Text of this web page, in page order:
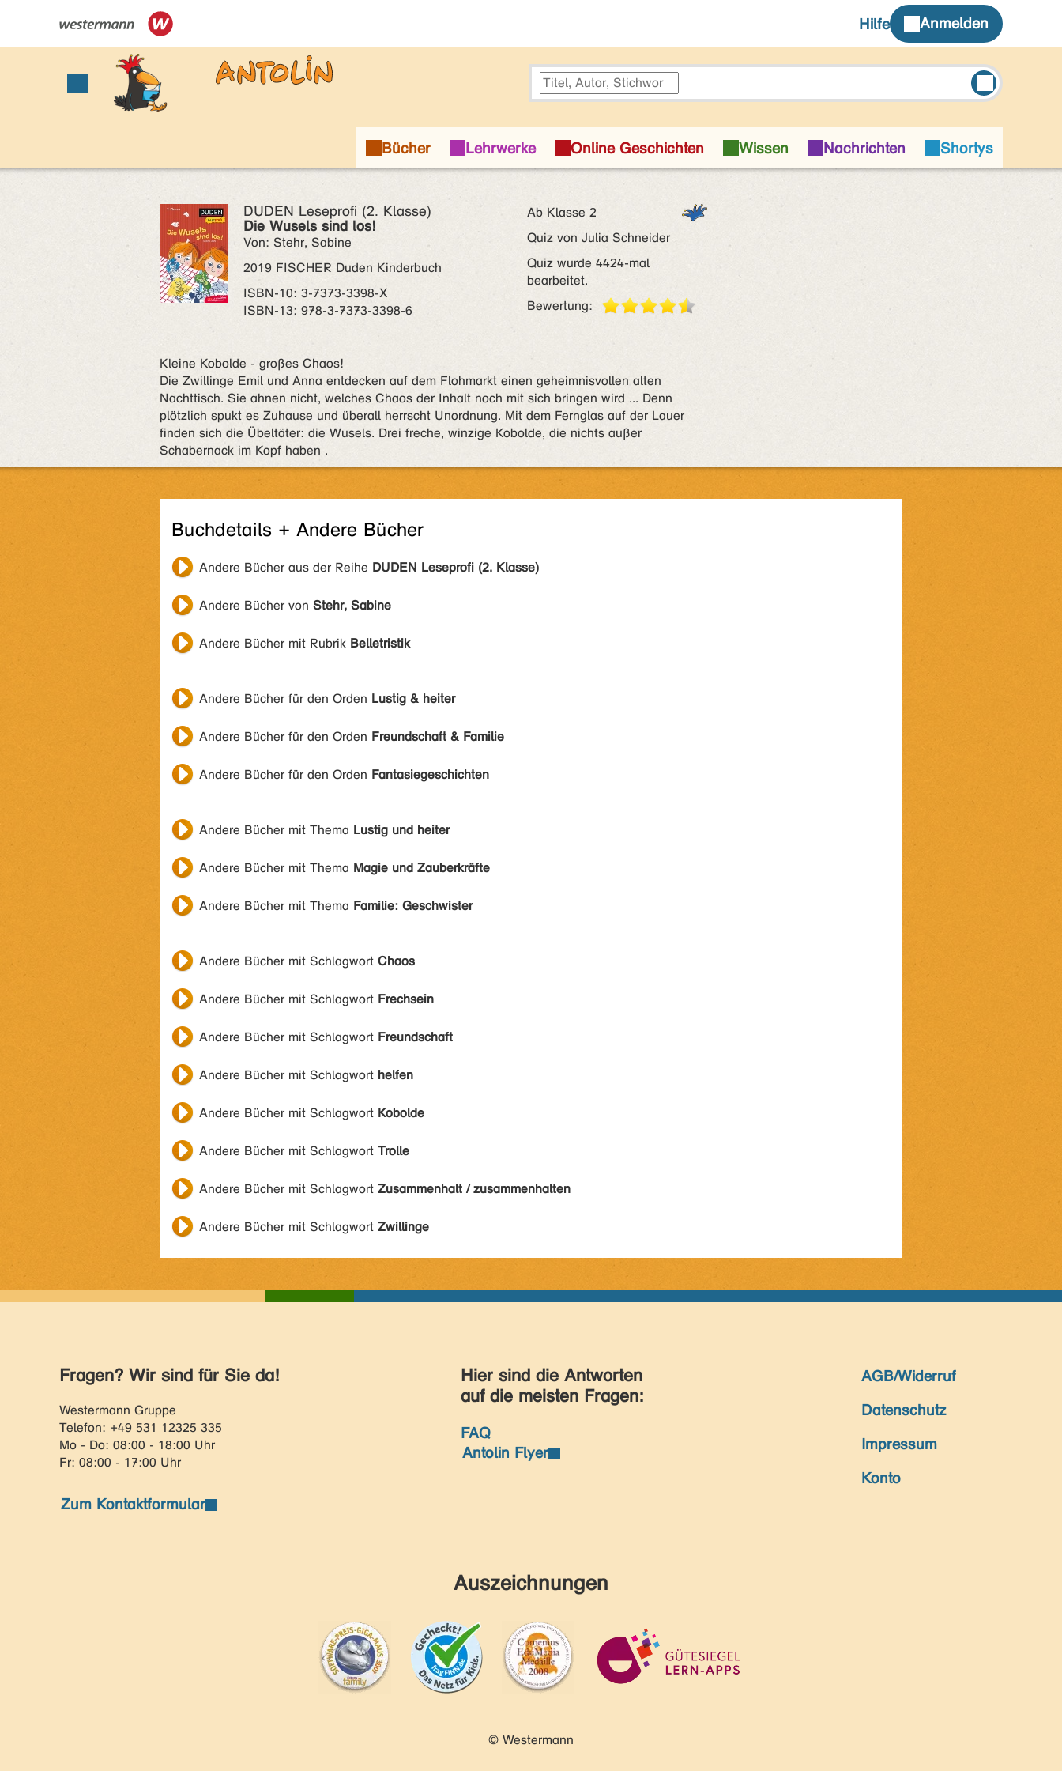
DUDEN Leseprofi (2. Klasse)
Die Wusels sind los!
Von: Stehr, Sabine
2019 FISCHER Duden Kinderbuch
ISBN‑10: 3-7373-3398-X
ISBN‑13: 978-3-7373-3398-6
Ab Klasse 2
Quiz von Julia Schneider
Quiz wurde 4424-mal
bearbeitet.
Bewertung:
Kleine Kobolde - großes Chaos!
Die Zwillinge Emil und Anna entdecken auf dem Flohmarkt einen geheimnisvollen alten
Nachttisch. Sie ahnen nicht, welches Chaos der Inhalt noch mit sich bringen wird ... Denn
plötzlich spukt es Zuhause und überall herrscht Unordnung. Mit dem Fernglas auf der Lauer
finden sich die Übeltäter: die Wusels. Drei freche, winzige Kobolde, die nichts außer
Schabernack im Kopf haben .
Buchdetails + Andere Bücher
Andere Bücher aus der Reihe DUDEN Leseprofi (2. Klasse)
Andere Bücher von Stehr, Sabine
Andere Bücher mit Rubrik Belletristik
Andere Bücher für den Orden Lustig & heiter
Andere Bücher für den Orden Freundschaft & Familie
Andere Bücher für den Orden Fantasiegeschichten
Andere Bücher mit Thema Lustig und heiter
Andere Bücher mit Thema Magie und Zauberkräfte
Andere Bücher mit Thema Familie: Geschwister
Andere Bücher mit Schlagwort Chaos
Andere Bücher mit Schlagwort Frechsein
Andere Bücher mit Schlagwort Freundschaft
Andere Bücher mit Schlagwort helfen
Andere Bücher mit Schlagwort Kobolde
Andere Bücher mit Schlagwort Trolle
Andere Bücher mit Schlagwort Zusammenhalt / zusammenhalten
Andere Bücher mit Schlagwort Zwillinge